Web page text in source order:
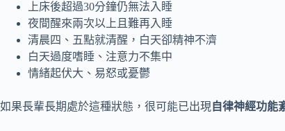
上床後超過30分鐘仍無法入睡
夜間醒來兩次以上且難再入睡
清晨四、五點就清醒，白天卻精神不濟
白天過度嗜睡、注意力不集中
情緒起伏大、易怒或憂鬱
如果長輩長期處於這種狀態，很可能已出現 自律神經功能